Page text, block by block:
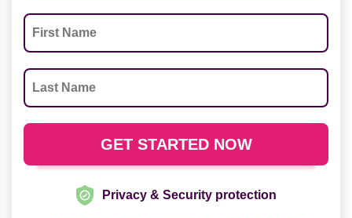
Privacy & Security protection